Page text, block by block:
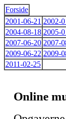
Forside
2001-06-21 2002-
2004-08-18 2005-
2007-06-20 2007-
2009-06-22 2009-
2011-02-25
Online